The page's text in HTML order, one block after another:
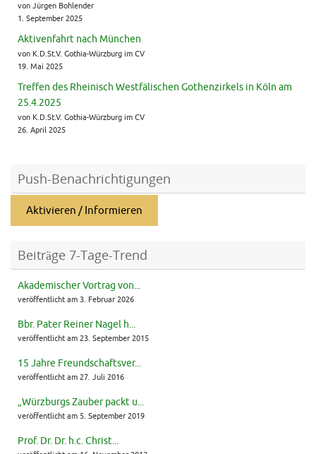
von Jürgen Bohlender
1. September 2025
Aktivenfahrt nach München
von K.D.St.V. Gothia-Würzburg im CV
19. Mai 2025
Treffen des Rheinisch Westfälischen Gothenzirkels in Köln am
25.4.2025
von K.D.St.V. Gothia-Würzburg im CV
26. April 2025
Push-Benachrichtigungen
Aktivieren / Informieren
Beiträge 7-Tage-Trend
Akademischer Vortrag von...
veröffentlicht am 3. Februar 2026
Bbr. Pater Reiner Nagel h...
veröffentlicht am 23. September 2015
15 Jahre Freundschaftsver...
veröffentlicht am 27. Juli 2016
„Würzburgs Zauber packt u...
veröffentlicht am 5. September 2019
Prof. Dr. Dr. h.c. Christ...